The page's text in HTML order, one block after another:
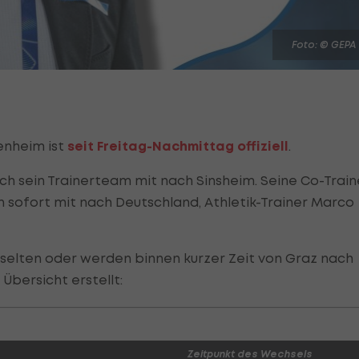
Foto: © GEPA
ist seit Freitag-Nachmittag offiziell.
sein Trainerteam mit nach Sinsheim. Seine Co-
sofort mit nach Deutschland, Athletik-Trainer Marco
oder werden binnen kurzer Zeit von Graz nach
erstellt:
Zeitpunkt des Wechsels